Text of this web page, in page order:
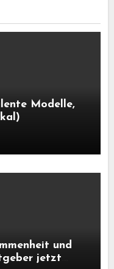
Modelle,
und
jetzt